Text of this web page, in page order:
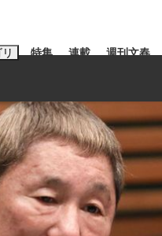
特集 連載 週刊文春
ワードタグ一覧
晋 #三山凌輝 #後藤真希
亀和田武